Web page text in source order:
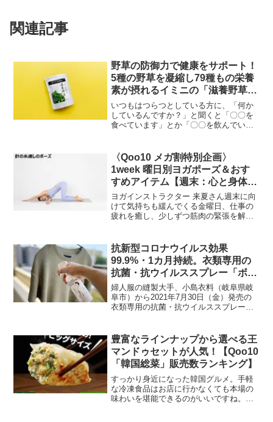
関連記事
野草の防御力で健康をサポート！
5種の野草を凝縮し79種もの栄養
素が摂れるイミニの「滋養野草
（じようやそう）」が新登場
いつもはつらつとしている方に、「何か
しているんですか？」と聞くと「〇〇を
食べています」とか「〇〇を飲んでいま
は様々な種類のサプリがありますが、伝
統食や玄米、健康茶など...
〈Qoo10 メガ割特別企画〉
1week 曜日別ヨガポーズ＆おす
すめアイテム【週末：心と身体を
リラックスしたいときのヨガ編】
ヨガインストラクター 来夏さん週末に向
けて気持ちも緩んでくる金曜日、仕事の
疲れを癒し、少しずつ筋肉の緊張を解い
すね。引き続き、ヨガインストラクター
来夏さんに週末にぴった...
抗新型コロナウイルス効果
99.9%・1カ月持続。衣類専用の
抗菌・抗ウイルススプレー「ボタ
ニウィルスプレー」発売
婦人服の縫製大手、小島衣料（岐阜県岐
阜市）から2021年7月30日（金）発売の
衣類専用の抗菌・抗ウイルススプレー
つ、グレープフルーツの種子から抽出し
た天然植物...
豊富なラインナップから選べる王
マンドゥセットが人気！【Qoo10
「韓国総菜」販売数ランキング】
すっかり身近になった韓国グルメ。手軽
な冷凍食品はお店に行かなくても本場の
味わいを堪能できるのがいいですね。今